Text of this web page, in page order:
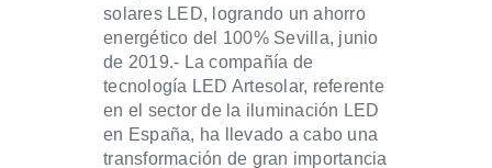
solares LED, logrando un ahorro
energético del 100% Sevilla, junio
de 2019.- La compañía de
tecnología LED Artesolar, referente
en el sector de la iluminación LED
en España, ha llevado a cabo una
transformación de gran importancia